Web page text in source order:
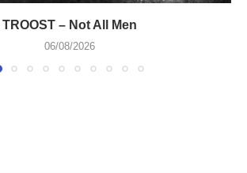
TROOST – Not All Men
06/08/2026